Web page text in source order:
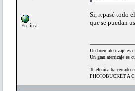
En línea
Si, repasé todo
que se puedan
Un buen aterrizaje es
Un gran aterrizaje es
Telefonica ha cerrado
PHOTOBUCKET A